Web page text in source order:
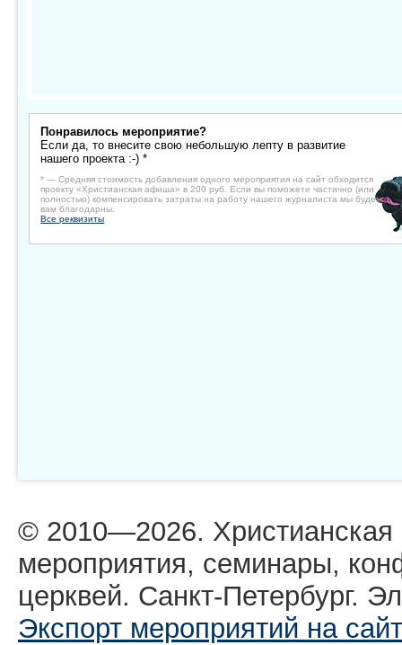
Понравилось мероприятие?
Если да, то внесите свою небольшую лепту в развитие
нашего проекта :-) *
* — Средняя стоимость добавления одного мероприятия на сайт обходится
проекту «Христианская афиша» в 200 руб. Если вы поможете частично (или
полностью) компенсировать затраты на работу нашего журналиста мы будем
вам благодарны.
Все реквизиты
© 2010—2026.
мероприятия, семинары,
церквей. Санкт-Петербург.
Экспорт мероприятий на сайт